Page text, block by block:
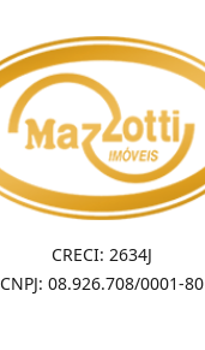
CRECI: 2634J
CNPJ: 08.926.708/0001-80